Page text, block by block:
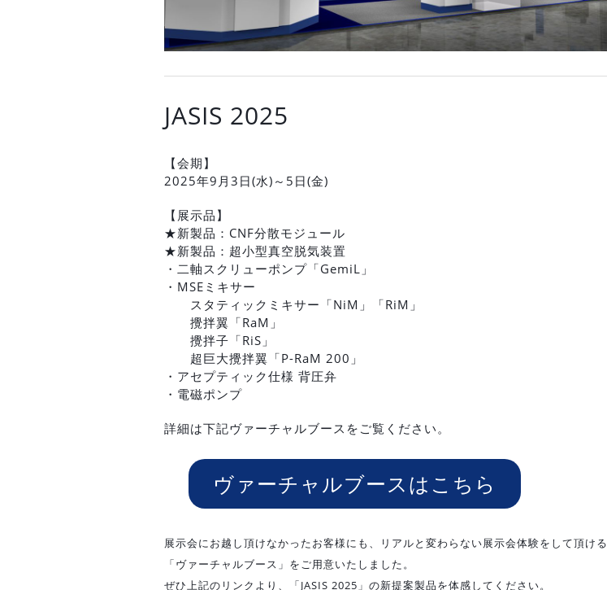
JASIS 2025
【会期】
2025年9月3日(水)～5日(金)
【展示品】
★新製品：CNF分散モジュール
★新製品：超小型真空脱気装置
・二軸スクリューポンプ「GemiL」
・MSEミキサー
スタティックミキサー「NiM」「RiM」
攪拌翼「RaM」
攪拌子「RiS」
超巨大攪拌翼「P-RaM 200」
・アセプティック仕様 背圧弁
・電磁ポンプ
詳細は下記ヴァーチャルブースをご覧ください。
ヴァーチャルブースはこちら
展示会にお越し頂けなかったお客様にも、リアルと変わらない展示会体験をして頂ける
「ヴァーチャルブース」をご用意いたしました。
ぜひ上記のリンクより、「JASIS 2025」の新提案製品を体感してください。